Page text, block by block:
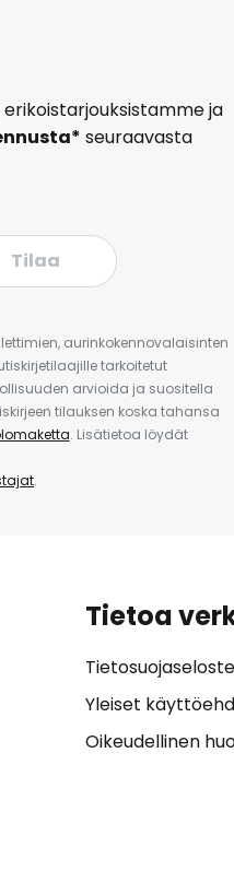
ja
seuraavasta
Tilaa
aurinkokennovalaisinten
tarkoitetut
arvioida ja suositella
tilauksen koska tahansa
. Lisätietoa löydät
.
Tietoa
Tietosuojaseloste
Yleiset
Oikeudellinen